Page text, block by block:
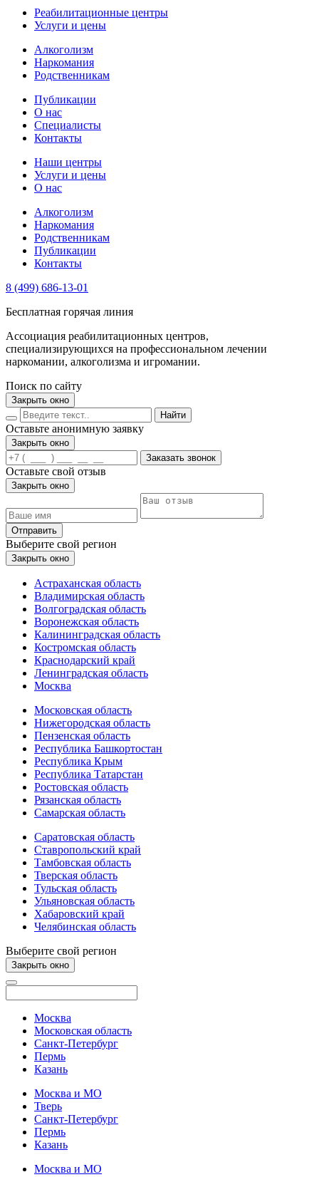
Реабилитационные центры
Услуги и цены
Алкоголизм
Наркомания
Родственникам
Публикации
О нас
Специалисты
Контакты
Наши центры
Услуги и цены
О нас
Алкоголизм
Наркомания
Родственникам
Публикации
Контакты
8 (499) 686-13-01
Бесплатная горячая линия
Ассоциация реабилитационных центров,
специализирующихся на профессиональном лечении
наркомании, алкоголизма и игромании.
Поиск по сайту
Закрыть окно
Найти
Оставьте анонимную заявку
Закрыть окно
Заказать звонок
Оставьте свой отзыв
Закрыть окно
Отправить
Выберите свой регион
Закрыть окно
Астраханская область
Владимирская область
Волгоградская область
Воронежская область
Калининградская область
Костромская область
Краснодарский край
Ленинградская область
Москва
Московская область
Нижегородская область
Пензенская область
Республика Башкортостан
Республика Крым
Республика Татарстан
Ростовская область
Рязанская область
Самарская область
Саратовская область
Ставропольский край
Тамбовская область
Тверская область
Тульская область
Ульяновская область
Хабаровский край
Челябинская область
Выберите свой регион
Закрыть окно
Москва
Московская область
Санкт-Петербург
Пермь
Казань
Москва и МО
Тверь
Санкт-Петербург
Пермь
Казань
Москва и МО